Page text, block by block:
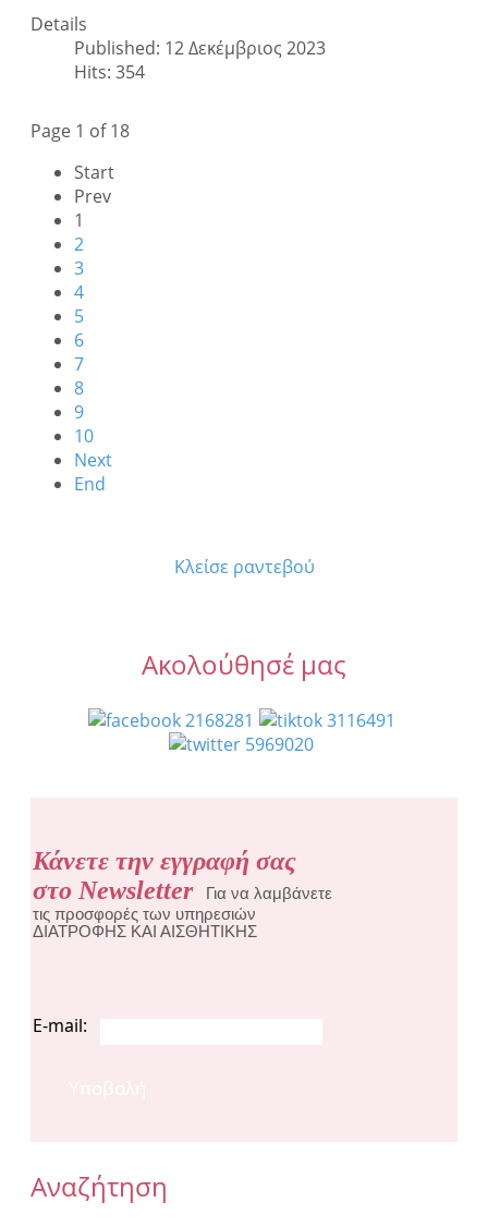
Details
Published: 12 Δεκέμβριος 2023
Hits: 354
Page 1 of 18
Start
Prev
1
2
3
4
5
6
7
8
9
10
Next
End
Κλείσε ραντεβού
Ακολούθησέ μας
Κάνετε την εγγραφή σας
στο Newsletter
Για να λαμβάνετε
τις προσφορές των υπηρεσιών
ΔΙΑΤΡΟΦΗΣ ΚΑΙ ΑΙΣΘΗΤΙΚΗΣ
E-mail:
Αναζήτηση